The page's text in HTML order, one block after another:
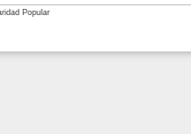
Popular